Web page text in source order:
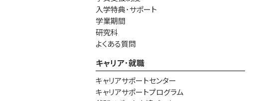
入学特典･サポート
学業期間
研究科
よくある質問
キャリア･就職
キャリアサポートセンター
キャリアサポートプログラム